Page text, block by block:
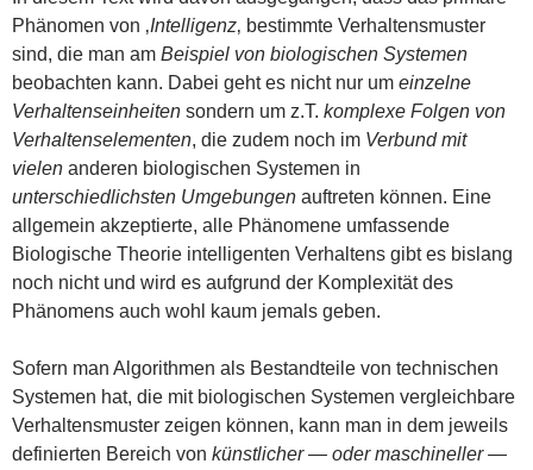
Phänomen von ‚Intelligenz‚ bestimmte Verhaltensmuster
sind, die man am Beispiel von biologischen Systemen
beobachten kann. Dabei geht es nicht nur um einzelne
Verhaltenseinheiten sondern um z.T. komplexe Folgen von
Verhaltenselementen, die zudem noch im Verbund mit
vielen anderen biologischen Systemen in
unterschiedlichsten Umgebungen auftreten können. Eine
allgemein akzeptierte, alle Phänomene umfassende
Biologische Theorie intelligenten Verhaltens gibt es bislang
noch nicht und wird es aufgrund der Komplexität des
Phänomens auch wohl kaum jemals geben.
Sofern man Algorithmen als Bestandteile von technischen
Systemen hat, die mit biologischen Systemen vergleichbare
Verhaltensmuster zeigen können, kann man in dem jeweils
definierten Bereich von künstlicher — oder maschineller —